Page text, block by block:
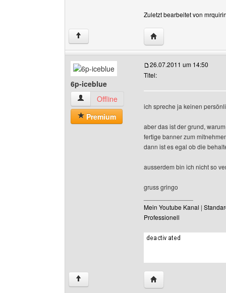
Zuletzt bearbeitet von
↑ Website dieses
6p-iceblue
6p-iceblue Benutzer-Profile anzeigen
Offline
Premium
26.07.2011 um 14:50
Titel:
ich spreche ja keinen
aber das ist der grund,
fertige banner zum
dann ist es egal ob die
ausserdem bin ich nicht so
gruss gringo
Mein Youtube Kanal |
Professionell
↑ Website dieses